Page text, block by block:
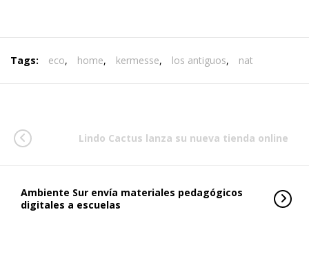
Tags: eco, home, kermesse, los antiguos, nat
Lindo Cactus lanza su nueva tienda online
Ambiente Sur envía materiales pedagógicos
digitales a escuelas